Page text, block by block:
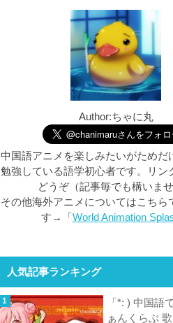
Author:ちゃに丸
中国語アニメを楽しみたいがためだ
勉強している語学初心者です。リン
どうぞ（記事毎でも構いませ
その他海外アニメについてはこちら
す→「 World Animation
人気記事ランキング
「*: ) 中国語
ぁんくらぶ